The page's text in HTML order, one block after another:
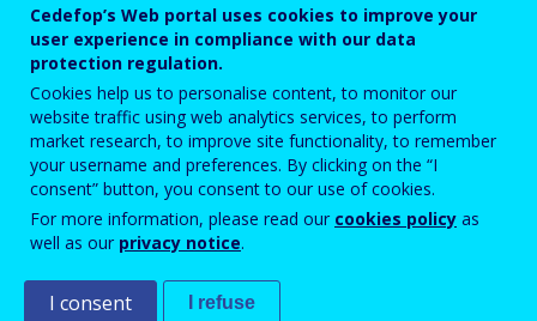
Vocational
Training
Reihe von Richtlinien, Grundsätzen, Gesetzen und
Aktivitäten, die von Regierungen umgesetzt werden,
um die Beschäftigung zu fördern, die Lebens- und
Arbeitsbedingungen zu verbessern, angemessenen
sozialen Schutz zu bieten und soziale Ausgrenzung zu
bekämpfen.
Anmerkung
Cedefop’s Web portal uses cookies to improve your
user experience in compliance with our data
protection regulation.
Cookies help us to personalise content, to monitor our
website traffic using web analytics services, to perform
market research, to improve site functionality, to remember
your username and preferences. By clicking on the “I
consent” button, you consent to our use of cookies.
For more information, please read our cookies policy as
well as our privacy notice.
I consent I refuse